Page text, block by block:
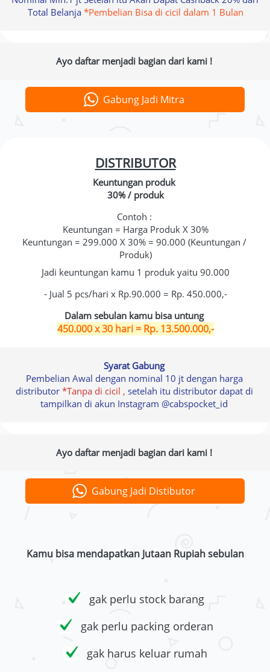
Total Belanja *Pembelian Bisa di cicil dalam 1 Bulan
Ayo daftar menjadi bagian dari kami !
` Gabung Jadi Mitra
DISTRIBUTOR
Keuntungan produk
30% / produk
Contoh :
Keuntungan = Harga Produk X 30%
Keuntungan = 299.000 X 30% = 90.000 (Keuntungan /
Produk)
Jadi keuntungan kamu 1 produk yaitu 90.000
- Jual 5 pcs/hari x Rp.90.000 = Rp. 450.000,-
Dalam sebulan kamu bisa untung
450.000 x 30 hari = Rp. 13.500.000,-
Syarat Gabung
Pembelian Awal dengan nominal 10 jt dengan harga
distributor *Tanpa di cicil , setelah itu distributor dapat di
tampilkan di akun Instagram @cabspocket_id
Ayo daftar menjadi bagian dari kami !
` Gabung Jadi Distibutor
Kamu bisa mendapatkan Jutaan Rupiah sebulan
gak perlu stock barang
gak perlu packing orderan
gak harus keluar rumah